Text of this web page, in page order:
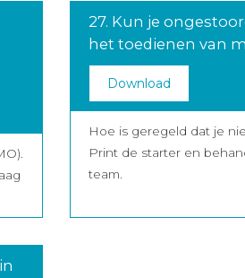
27. Kun je
het toedienen van
Download
Hoe is geregeld dat je
Print de starter en
team.